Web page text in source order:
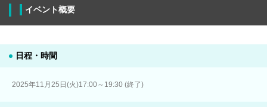
イベント概要
日程・時間
2025年11月25日(火)17:00～19:30 (終了)